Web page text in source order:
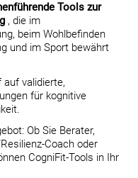
Tools zur
, die im
beim Wohlbefinden
und im Sport bewährt
auf validierte,
für kognitive
Ob Sie Berater,
Coach oder
CogniFit-Tools in Ihr